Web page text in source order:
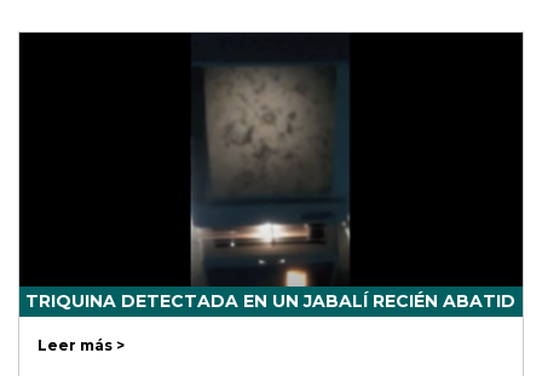
TRIQUINA DETECTADA EN UN JABALÍ RECIÉN ABATID
Leer más >